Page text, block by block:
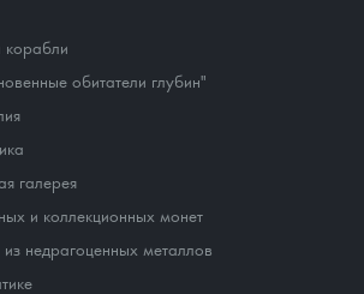
обитатели глубин"
галерея
и коллекционных монет
недрагоценных металлов